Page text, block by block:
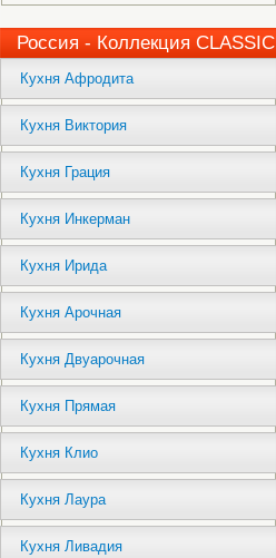
Россия - Коллекция CLASSIC
Кухня Афродита
Кухня Виктория
Кухня Грация
Кухня Инкерман
Кухня Ирида
Кухня Арочная
Кухня Двуарочная
Кухня Прямая
Кухня Клио
Кухня Лаура
Кухня Ливадия